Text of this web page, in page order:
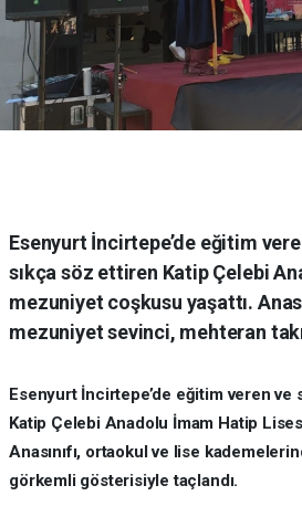
Esenyurt İncirtepe’de eğitim
sıkça söz ettiren Katip Çelebi
mezuniyet coşkusu yaşattı.
mezuniyet sevinci, mehteran
Esenyurt İncirtepe’de eğitim veren ve
Katip Çelebi Anadolu İmam Hatip
Anasınıfı, ortaokul ve lise
görkemli gösterisiyle taçlandı.